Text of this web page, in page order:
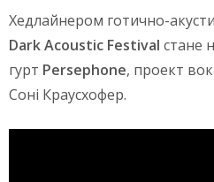
Хедлайнером готично-
Dark Acoustic Festival стане
гурт Persephone, проект
Соні Краусхофер.